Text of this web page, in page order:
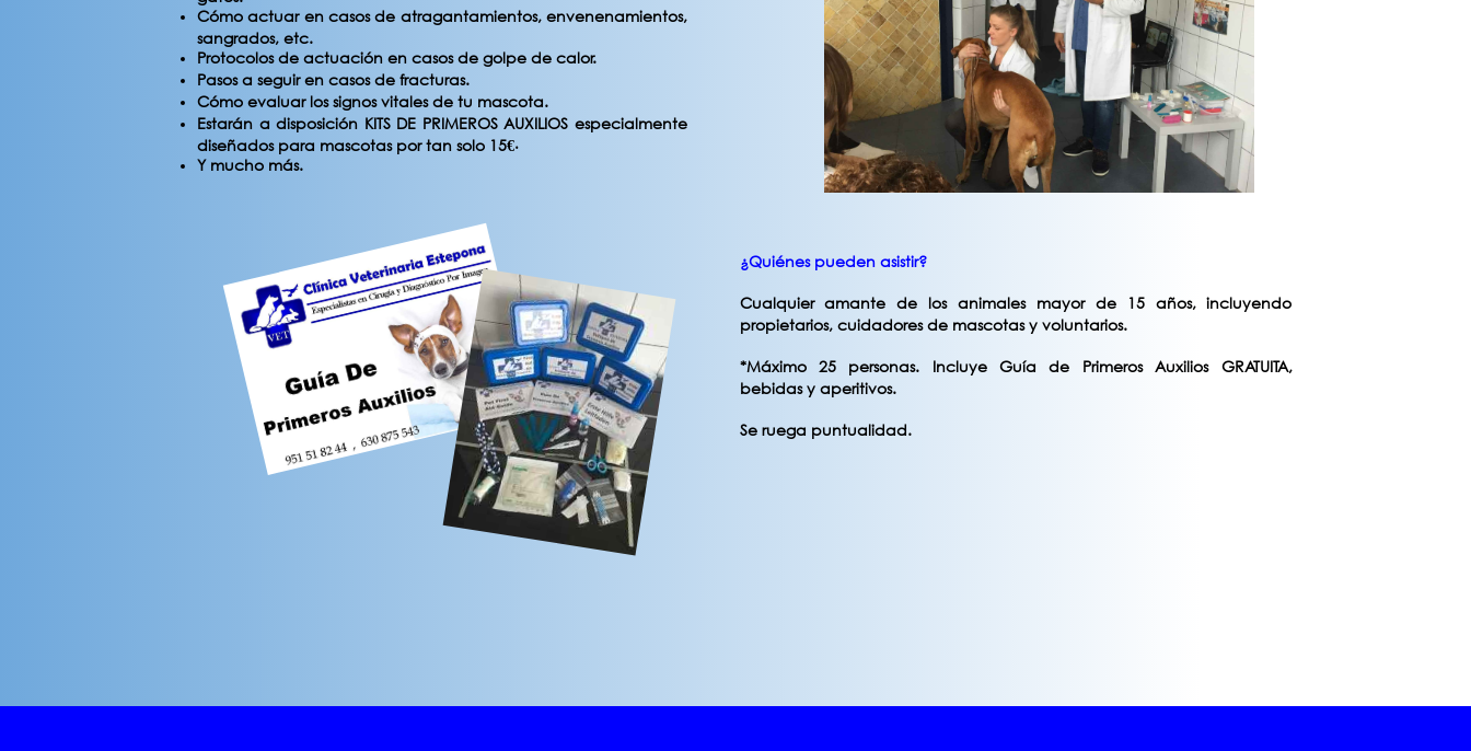
Cómo actuar en casos de atragantamientos, envenenamientos,
sangrados, etc.
Protocolos de actuación en casos de golpe de calor.
Pasos a seguir en casos de fracturas.
Cómo evaluar los signos vitales de tu mascota.
Estarán a disposición KITS DE PRIMEROS AUXILIOS especialmente
diseñados para mascotas por tan solo 15€​​​​​​​.
Y mucho más.
¿Quiénes pueden asistir?
Cualquier amante de los animales mayor de 15 años, incluyendo
propietarios, cuidadores de mascotas y voluntarios.
*Máximo 25 personas. Incluye Guía de Primeros Auxilios GRATUITA,
bebidas y aperitivos.
Se ruega puntualidad.